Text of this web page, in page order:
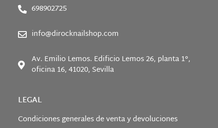
698902725
info@dirocknailshop.com
Av. Emilio Lemos. Edificio Lemos 26, planta 1°,
oficina 16, 41020, Sevilla
LEGAL
Condiciones generales de venta y devoluciones